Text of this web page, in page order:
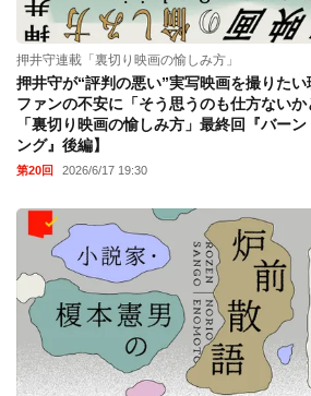
押井守連載「裏切り映画の愉しみ方」
押井守が“評判の悪い”実写映画を撮りたい
ファンの不安に「そう思うのも仕方ない
「裏切り映画の愉しみ方」最終回『バー
ング』後編】
第20回 2026/6/17 19:30